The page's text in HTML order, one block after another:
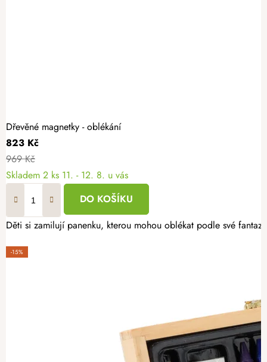
Dřevěné magnetky - oblékání
823 Kč
969 Kč
Skladem 2 ks 11. - 12. 8. u vás
DO KOŠÍKU
Děti si zamilují panenku, kterou mohou oblékat podle své
-15%